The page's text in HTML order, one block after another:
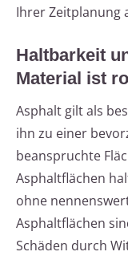
Ihrer Zeitplanung
Haltbarkeit
Material ist
Asphalt gilt als
ihn zu einer
beanspruchte
Asphaltflächen
ohne
Asphaltflächen
Schäden durch